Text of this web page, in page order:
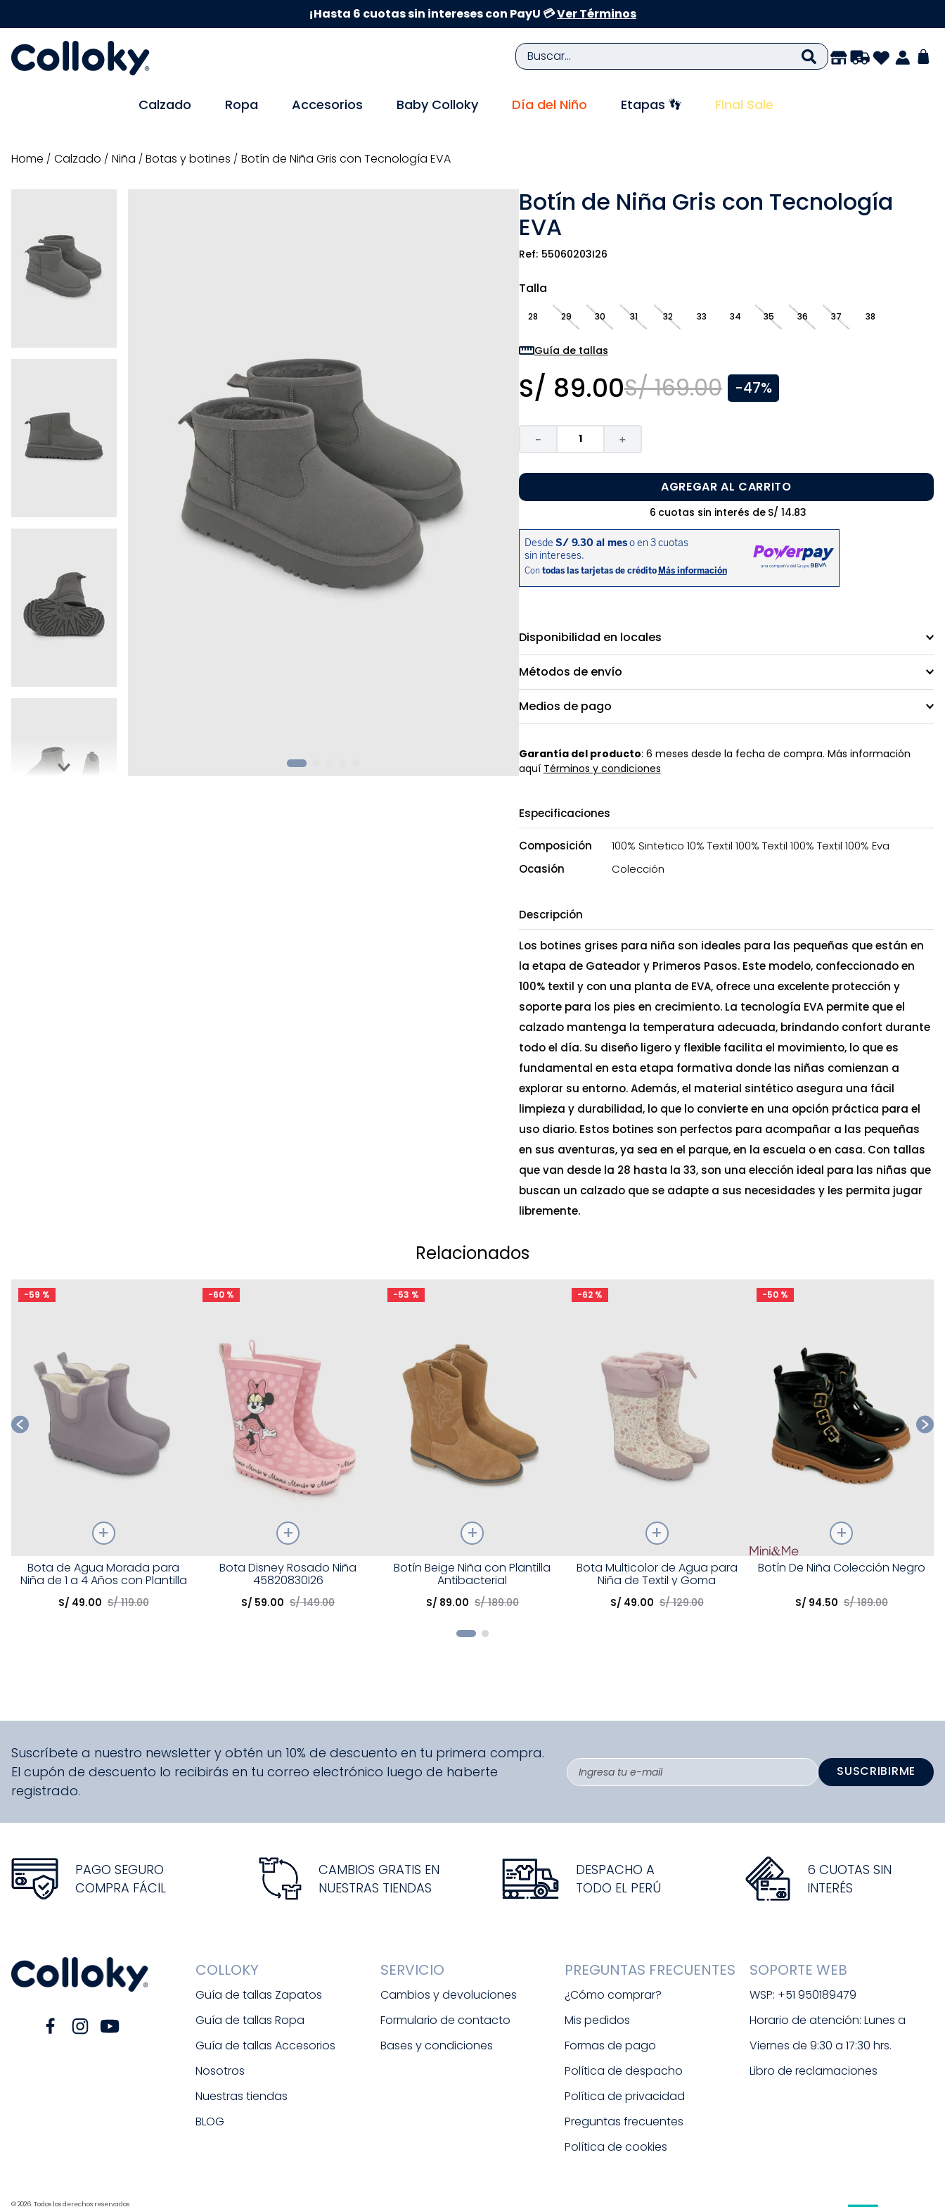
¡Hasta 6 cuotas sin intereses con PayU 💳Ver Términos
Buscar...
Calzado Ropa Accesorios Baby Colloky Día del Niño Etapas 👣 Final Sale
calzado niña botas y botines Botín de Niña Gris con Tecnología EVA
Botín de Niña Gris con Tecnología
EVA
55060203I26
Talla
28 29 30 31 32 33 34 35 36 37 38
Guía de tallas
S/ 89.00S/ 169.00 -47%
＋
－
AGREGAR AL CARRITO
6 cuotas sin interés de S/ 14.83
Disponibilidad en locales
Métodos de envío
Medios de pago
Garantía del producto: 6 meses desde la fecha de compra. Más información
aquí Términos y condiciones
Especificaciones
Composición
100% Sintetico 10% Textil 100% Textil 100% Textil 100% Eva
Ocasión
Colección
Descripción
Los botines grises para niña son ideales para las pequeñas que están en
la etapa de Gateador y Primeros Pasos. Este modelo, confeccionado en
100% textil y con una planta de EVA, ofrece una excelente protección y
soporte para los pies en crecimiento. La tecnología EVA permite que el
calzado mantenga la temperatura adecuada, brindando confort durante
todo el día. Su diseño ligero y flexible facilita el movimiento, lo que es
fundamental en esta etapa formativa donde las niñas comienzan a
explorar su entorno. Además, el material sintético asegura una fácil
limpieza y durabilidad, lo que lo convierte en una opción práctica para el
uso diario. Estos botines son perfectos para acompañar a las pequeñas
en sus aventuras, ya sea en el parque, en la escuela o en casa. Con tallas
que van desde la 28 hasta la 33, son una elección ideal para las niñas que
buscan un calzado que se adapte a sus necesidades y les permita jugar
libremente.
Relacionados
-59 %
Talla
Elige una opción
Bota de Agua Morada para
Niña de 1 a 4 Años con Plantilla
Antibacterial y Waterproof
S/ 49.00 S/ 119.00
-60 %
Elige una opción
Bota Disney Rosado Niña
45820830I26
S/ 59.00 S/ 149.00
-53 %
Talla
Elige una opción
Botín Beige Niña con Plantilla
Antibacterial
S/ 89.00 S/ 189.00
-62 %
Talla
Elige una opción
Bota Multicolor de Agua para
Niña de Textil y Goma
S/ 49.00 S/ 129.00
-50 %
Talla
Botín De Niña Colección Negro
S/ 94.50 S/ 189.00
Suscríbete a nuestro newsletter y obtén un 10% de descuento en tu primera compra.
El cupón de descuento lo recibirás en tu correo electrónico luego de haberte
registrado.
SUSCRIBIRME
PAGO SEGURO
COMPRA FÁCIL
CAMBIOS GRATIS EN
NUESTRAS TIENDAS
DESPACHO A
TODO EL PERÚ
6 CUOTAS SIN
INTERÉS
COLLOKY
Guía de tallas Zapatos
Guía de tallas Ropa
Guía de tallas Accesorios
Nosotros
Nuestras tiendas
BLOG
SERVICIO
Cambios y devoluciones
Formulario de contacto
Bases y condiciones
PREGUNTAS FRECUENTES
¿Cómo comprar?
Mis pedidos
Formas de pago
Política de despacho
Política de privacidad
Preguntas frecuentes
Política de cookies
SOPORTE WEB
WSP: +51 950189479
Horario de atención: Lunes a
Viernes de 9:30 a 17:30 hrs.
Libro de reclamaciones
© 2026. Todos los derechos reservados
TÉRMINOS MÁS BUSCADOS